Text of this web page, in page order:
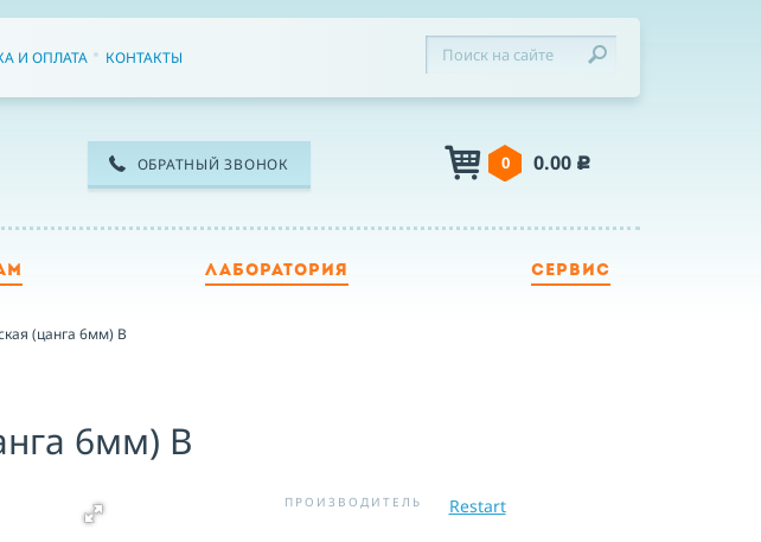
И ОПЛАТА КОНТАКТЫ
ОБРАТНЫЙ ЗВОНОК 0 0.00 c
подтверждаю ознакомление сполитикой
и даю согласие
ЛАБОРАТОРИЯ СЕРВИС
(цанга 6мм) B
6мм) B
ПРОИЗВОДИТЕЛЬ Restart